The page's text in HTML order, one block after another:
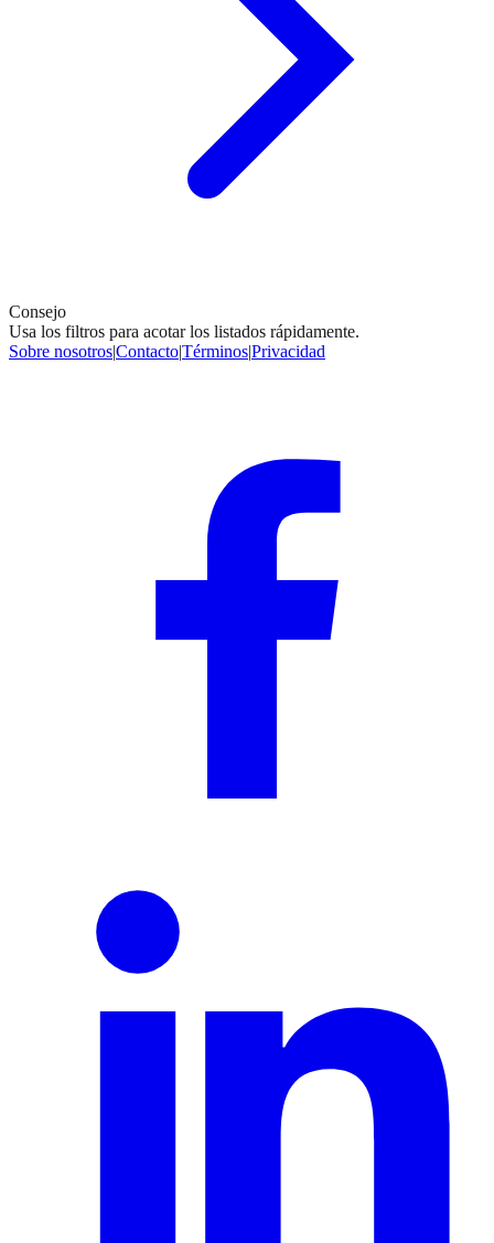
Consejo
Usa los filtros para acotar los listados rápidamente.
Sobre nosotros|Contacto|Términos|Privacidad